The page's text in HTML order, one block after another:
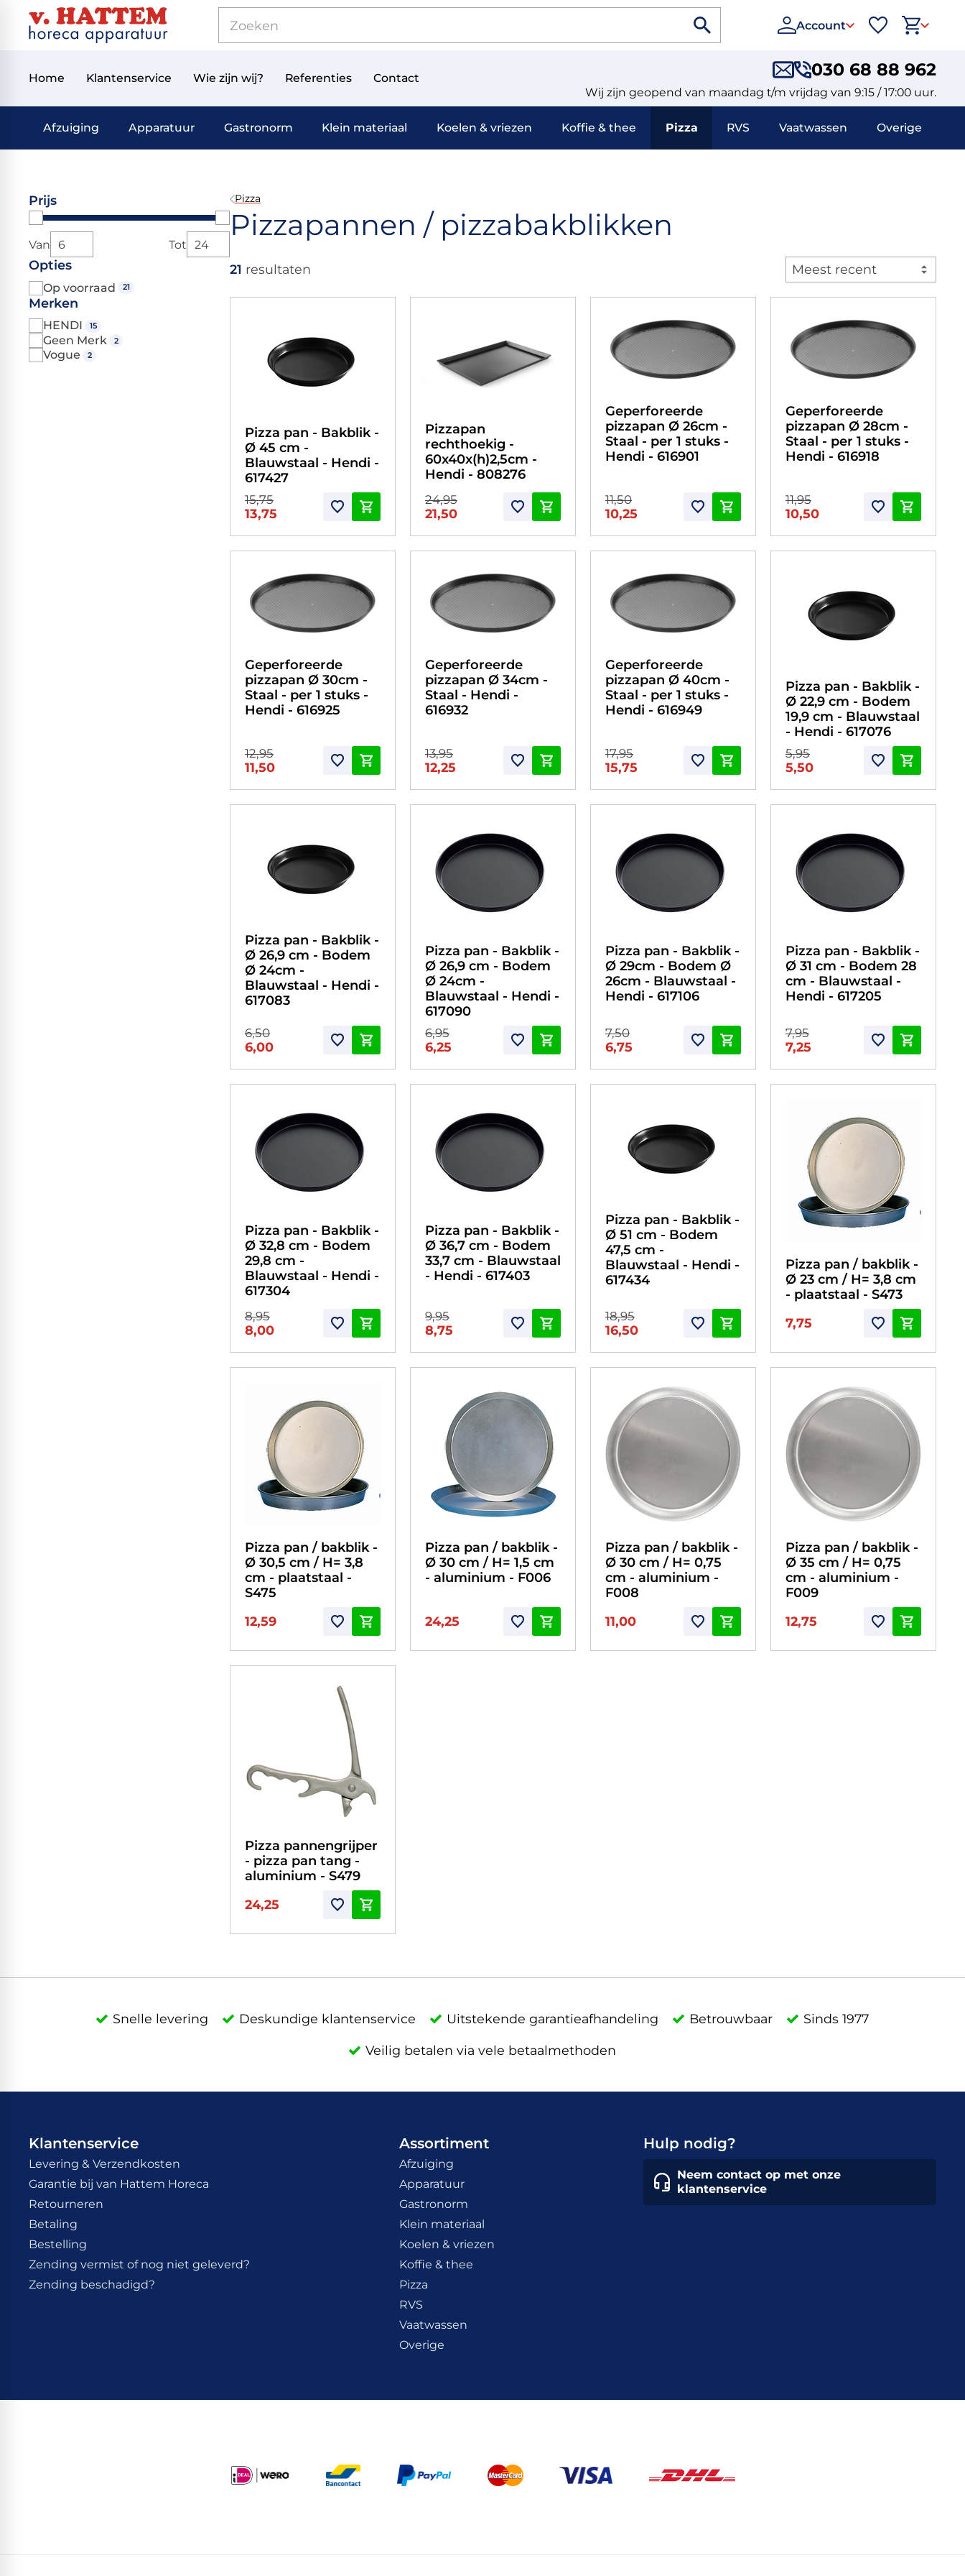
Account
Home Klantenservice Wie zijn wij? Referenties Contact 030 68 88 962
Wij zijn geopend van maandag t/m vrijdag van 9:15 / 17:00 uur.
Afzuiging Apparatuur Gastronorm Klein materiaal Koelen & vriezen Koffie & thee Pizza RVS Vaatwassen Overige
Prijs
Van Tot
Opties
Op voorraad 21
Merken
HENDI 15
Geen Merk 2
Vogue 2
Pizza
Pizzapannen / pizzabakblikken
21 resultaten Meest recent
Pizza pan - Bakblik -
Ø 45 cm -
Blauwstaal - Hendi -
617427
15,75
13,75
Pizzapan
rechthoekig -
60x40x(h)2,5cm -
Hendi - 808276
24,95
21,50
Geperforeerde
pizzapan Ø 26cm -
Staal - per 1 stuks -
Hendi - 616901
11,50
10,25
Geperforeerde
pizzapan Ø 28cm -
Staal - per 1 stuks -
Hendi - 616918
11,95
10,50
Geperforeerde
pizzapan Ø 30cm -
Staal - per 1 stuks -
Hendi - 616925
12,95
11,50
Geperforeerde
pizzapan Ø 34cm -
Staal - Hendi -
616932
13,95
12,25
Geperforeerde
pizzapan Ø 40cm -
Staal - per 1 stuks -
Hendi - 616949
17,95
15,75
Pizza pan - Bakblik -
Ø 22,9 cm - Bodem
19,9 cm - Blauwstaal
- Hendi - 617076
5,95
5,50
Pizza pan - Bakblik -
Ø 26,9 cm - Bodem
Ø 24cm -
Blauwstaal - Hendi -
617083
6,50
6,00
Pizza pan - Bakblik -
Ø 26,9 cm - Bodem
Ø 24cm -
Blauwstaal - Hendi -
617090
6,95
6,25
Pizza pan - Bakblik -
Ø 29cm - Bodem Ø
26cm - Blauwstaal -
Hendi - 617106
7,50
6,75
Pizza pan - Bakblik -
Ø 31 cm - Bodem 28
cm - Blauwstaal -
Hendi - 617205
7,95
7,25
Pizza pan - Bakblik -
Ø 32,8 cm - Bodem
29,8 cm -
Blauwstaal - Hendi -
617304
8,95
8,00
Pizza pan - Bakblik -
Ø 36,7 cm - Bodem
33,7 cm - Blauwstaal
- Hendi - 617403
9,95
8,75
Pizza pan - Bakblik -
Ø 51 cm - Bodem
47,5 cm -
Blauwstaal - Hendi -
617434
18,95
16,50
Pizza pan / bakblik -
Ø 23 cm / H= 3,8 cm
- plaatstaal - S473
7,75
Pizza pan / bakblik -
Ø 30,5 cm / H= 3,8
cm - plaatstaal -
S475
12,59
Pizza pan / bakblik -
Ø 30 cm / H= 1,5 cm
- aluminium - F006
24,25
Pizza pan / bakblik -
Ø 30 cm / H= 0,75
cm - aluminium -
F008
11,00
Pizza pan / bakblik -
Ø 35 cm / H= 0,75
cm - aluminium -
F009
12,75
Pizza pannengrijper
- pizza pan tang -
aluminium - S479
24,25
Snelle levering Deskundige klantenservice Uitstekende garantieafhandeling Betrouwbaar Sinds 1977
Veilig betalen via vele betaalmethoden
Klantenservice
Levering & Verzendkosten
Garantie bij van Hattem Horeca
Retourneren
Betaling
Bestelling
Zending vermist of nog niet geleverd?
Zending beschadigd?
Assortiment
Afzuiging
Apparatuur
Gastronorm
Klein materiaal
Koelen & vriezen
Koffie & thee
Pizza
RVS
Vaatwassen
Overige
Hulp nodig?
Neem contact op met onze
klantenservice